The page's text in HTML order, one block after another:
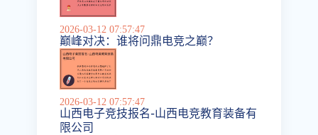
2026-03-12 07:57:47
巅峰对决：谁将问鼎电竞之巅？
2026-03-12 07:57:47
山西电子竞技报名-山西电竞教育装备有
限公司